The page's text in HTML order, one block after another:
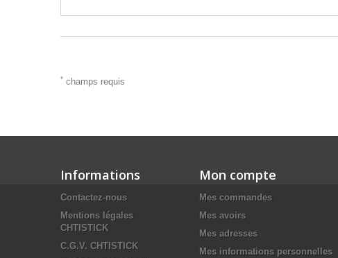
* champs requis
Informations
Contactez-nous
Mentions légales
CHTISTICK
C.G.V. CHTISTICK
Mon compte
Mes commandes
Mes avoirs
Mes adresses
Mes informations personnelles